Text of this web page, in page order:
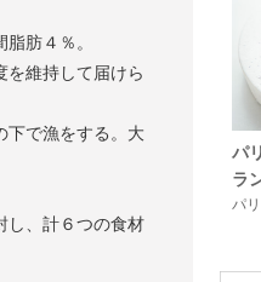
肪４％。
維持して届けら
下で漁をする。大
し、計６つの食材
パ
ラ
パ